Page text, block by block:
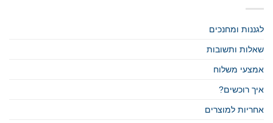
לגננות ומחנכים
שאלות ותשובות
אמצעי משלוח
איך רוכשים?
אחריות למוצרים